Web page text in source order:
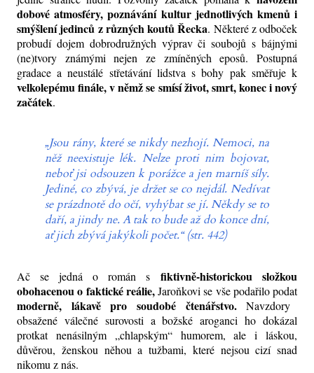
dobové atmosféry, poznávání kultur jednotlivých kmenů i
smýšlení jedinců z různých koutů Řecka. Některé z odboček
probudí dojem dobrodružných výprav či soubojů s bájnými
(ne)tvory známými nejen ze zmíněných eposů. Postupná
gradace a neustálé střetávání lidstva s bohy pak směřuje k
velkolepému finále, v němž se smísí život, smrt, konec i nový
začátek.
„Jsou rány, které se nikdy nezhojí. Nemoci, na
něž neexistuje lék. Nelze proti nim bojovat,
neboť jsi odsouzen k porážce a jen marníš síly.
Jediné, co zbývá, je držet se co nejdál. Nedívat
se prázdnotě do očí, vyhýbat se jí. Někdy se to
daří, a jindy ne. A tak to bude až do konce dní,
ať jich zbývá jakýkoli počet.“ (str. 442)
Ač se jedná o román s fiktivně-historickou složkou
obohacenou o faktické reálie,Jaroňkovi se vše podařilo podat
moderně, lákavě pro soudobé čtenářstvo.Navzdory
obsažené válečné surovosti a božské aroganci ho dokázal
protkat nenásilným „chlapským“ humorem, ale i láskou,
důvěrou, ženskou něhou a tužbami, které nejsou cizí snad
nikomu z nás.